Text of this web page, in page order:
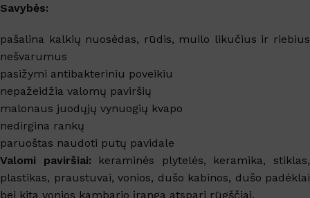
Savybės:
pašalina kalkių nuosėdas, rūdis, muilo likučius ir riebius
nešvarumus
pasižymi antibakteriniu poveikiu
nepažeidžia valomų paviršių
malonaus juodųjų vynuogių kvapo
nedirgina rankų
paruoštas naudoti putų pavidale
Valomi paviršiai: keraminės plytelės, keramika, stiklas,
plastikas, praustuvai, vonios, dušo kabinos, dušo padėklai
bei kita vonios kambario įranga atspari rūgščiai.